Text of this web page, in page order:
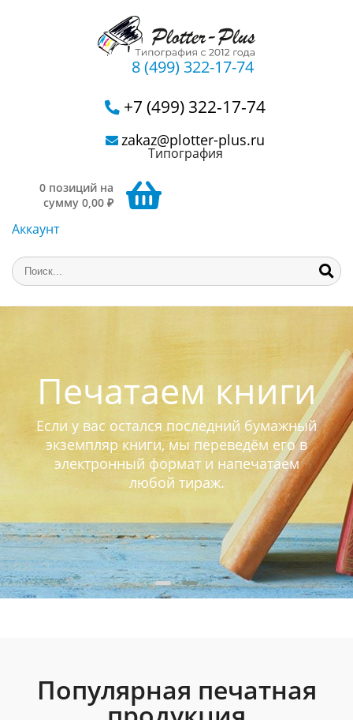
8 (499) 322-17-74
+7 (499) 322-17-74
zakaz@plotter-plus.ru
Типография
0 позиций на
сумму 0,00 ₽
Аккаунт
Печатаем книги
Если у вас остался последний бумажный
экземпляр книги, мы переведём его в
электронный формат и напечатаем
любой тираж.
Популярная печатная